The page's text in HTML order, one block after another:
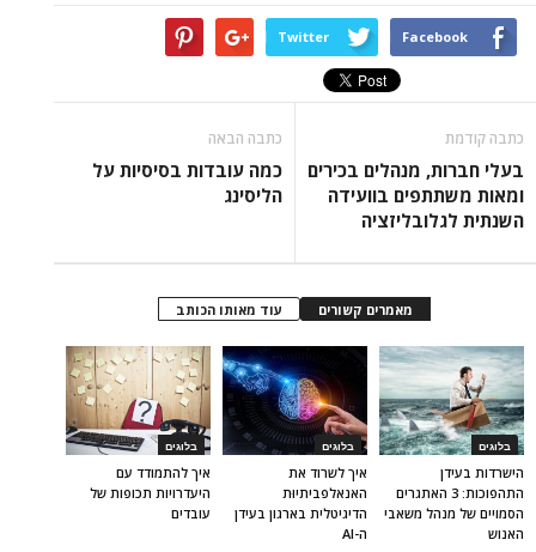
Facebook
Twitter
כתבה קודמת
בעלי חברות, מנהלים בכירים
ומאות משתתפים בוועידה
השנתית לגלובליזציה
כתבה הבאה
כמה עובדות בסיסיות על
הליסינג
מאמרים קשורים עוד מאותו הכותב
בלוגים
איך להתמודד עם
היעדרויות תכופות של
עובדים
בלוגים
איך לשרוד את
האנאלפביתיוּת
הדיגיטלית בארגון בעידן
ה-AI
בלוגים
הישרדות בעידן
התהפוכות: 3 האתגרים
הסמויים של מנהל משאבי
האנוש